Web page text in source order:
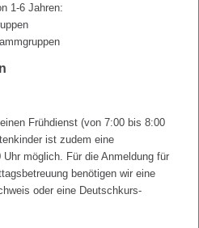
1-6 Jahren:
Frühdienst (von 7:00 bis 8:00
ist zudem eine
möglich. Für die Anmeldung für
benötigen wir eine
oder eine Deutschkurs-